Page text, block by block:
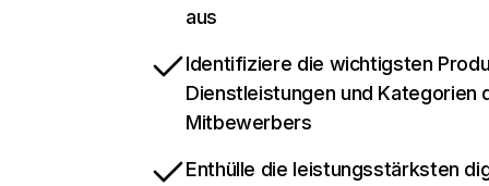
aus
Identifiziere die wichtigsten
Dienstleistungen und Kategorien
Mitbewerbers
Enthülle die leistungsstärksten